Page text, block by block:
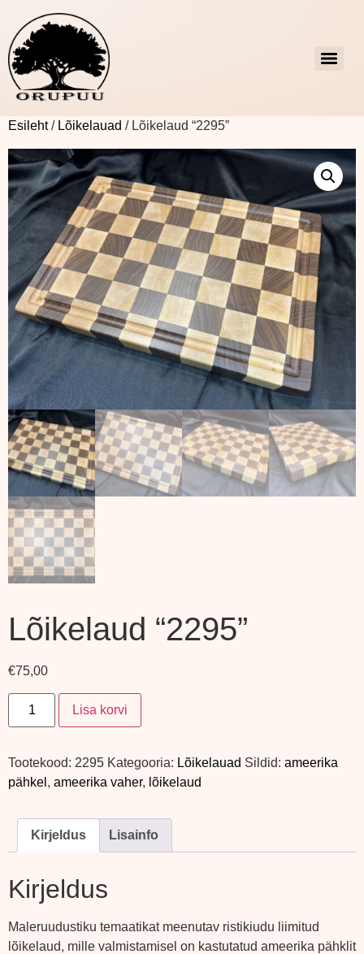
Esileht/ Lõikelauad / Lõikelaud “2295”
Lõikelaud “2295”
€75,00
Lisa korvi
Tootekood: 2295 Kategooria: Lõikelauad Sildid: ameerika
pähkel , ameerika vaher, lõikelaud
Kirjeldus Lisainfo
Kirjeldus
Maleruudustiku temaatikat meenutav ristikiudu liimitud
lõikelaud, mille valmistamisel on kastutatud ameerika pähklit